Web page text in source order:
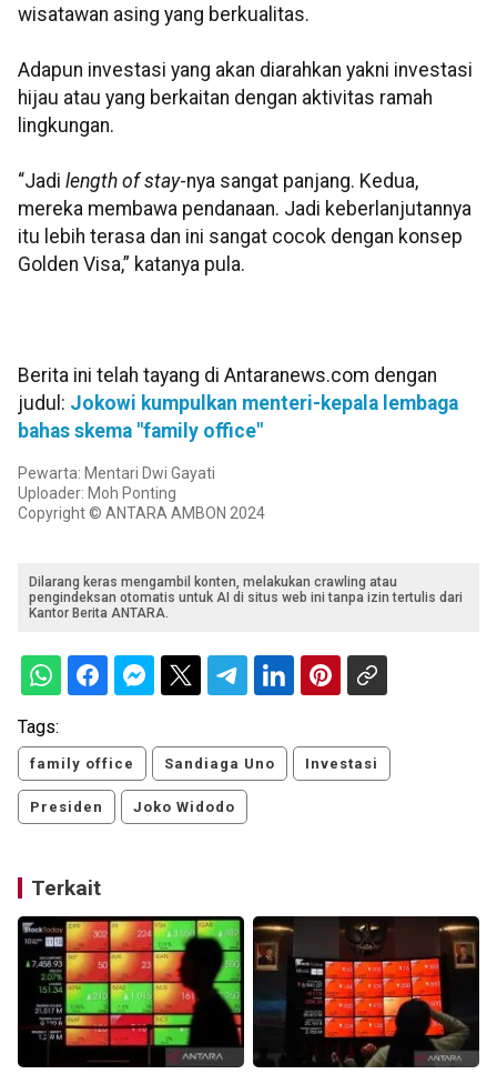
wisatawan asing yang berkualitas.
Adapun investasi yang akan diarahkan yakni investasi
hijau atau yang berkaitan dengan aktivitas ramah
lingkungan.
“Jadi length of stay-nya sangat panjang. Kedua,
mereka membawa pendanaan. Jadi keberlanjutannya
itu lebih terasa dan ini sangat cocok dengan konsep
Golden Visa,” katanya pula.
Berita ini telah tayang di Antaranews.com dengan
judul: Jokowi kumpulkan menteri-kepala lembaga
bahas skema "family office"
Pewarta: Mentari Dwi Gayati
Uploader: Moh Ponting
Copyright © ANTARA AMBON 2024
Dilarang keras mengambil konten, melakukan crawling atau
pengindeksan otomatis untuk AI di situs web ini tanpa izin tertulis dari
Kantor Berita ANTARA.
Tags:
family office Sandiaga Uno Investasi
Presiden Joko Widodo
Terkait